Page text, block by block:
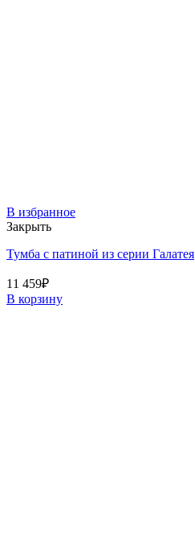
В избранное
Закрыть
Тумба с патиной из серии Галатея
11 459₽
В корзину